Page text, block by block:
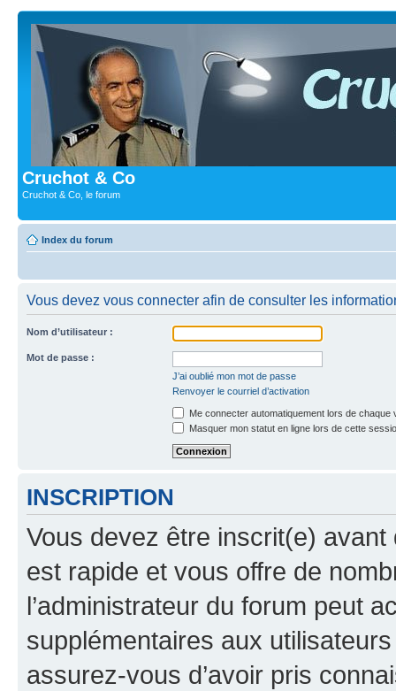
Cruchot & Co
Cruchot & Co, le forum
Index du forum
Vous devez vous connecter afin de consulter les
Nom d’utilisateur :
Mot de passe :
J’ai oublié mon mot de passe
Renvoyer le courriel d’activation
Me connecter automatiquement lors de chaque
Masquer mon statut en ligne lors de cette
INSCRIPTION
Vous devez être inscrit(e) avant
est rapide et vous offre de
l’administrateur du forum peut
supplémentaires aux
assurez-vous d’avoir pris